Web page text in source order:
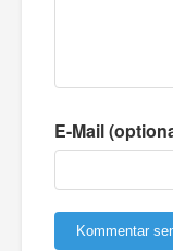
E-Mail
Kommentar